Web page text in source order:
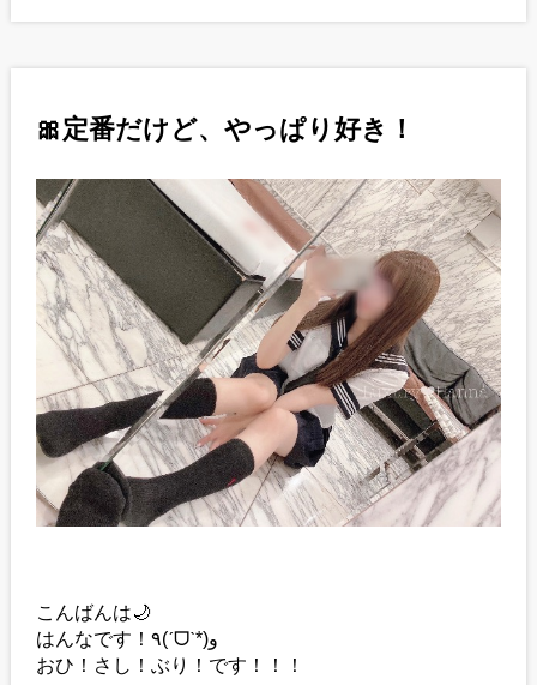
🎀定番だけど、やっぱり好き！
こんばんは🌙
はんなです！٩(ˊᗜˋ*)و
おひ！さし！ぶり！です！！！